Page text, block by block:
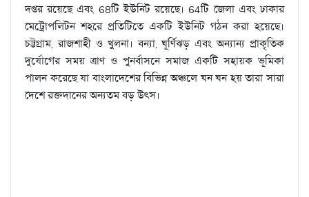
দপ্তর রয়েছে এবং 68টি ইউনিট রয়েছে। 64টি জেলা এবং ঢাকার
মেট্রোপলিটন শহরে প্রতিটিতে একটি ইউনিট গঠন করা হয়েছে।
চট্টগ্রাম, রাজশাহী ও খুলনা। বন্যা, ঘূর্ণিঝড় এবং অন্যান্য প্রাকৃতিক
দুর্যোগের সময় ত্রাণ ও পুনর্বাসনে সমাজ একটি সহায়ক ভূমিকা
পালন করেছে যা বাংলাদেশের বিভিন্ন অঞ্চলে ঘন ঘন হয় তারা সারা
দেশে রক্তদানের অন্যতম বড় উত্স।